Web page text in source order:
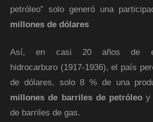
petróleo” solo generó una
millones de dólares
Así, en casi 20 años de
hidrocarburo (1917-1936), el país
de dólares, solo 8 % de una
millones de barriles de petróleoy
de barriles de gas.